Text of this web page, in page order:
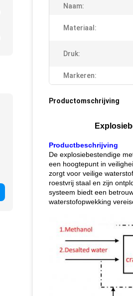
Naam:
Materiaal:
Druk:
Markeren:
Productomschrijving
Productbeschrijving
De explosiebestendige
een hoogtepunt in
zorgt voor veilige
roestvrij staal en zijn
systeem biedt een
waterstofopwekking